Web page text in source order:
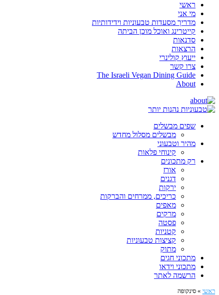
ראשי
מי אני
מדריך מסעדות טבעוניות וידידותיות
קייטרינג ואוכל מוכן הביתה
סדנאות
הרצאות
ייעוץ קולינרי
צרו קשר
The Israeli Vegan Dining Guide
About
שפים מבשלים
מבשלים מסלול מחדש
מהיר וטבעוני
קינוחי פלאות
רק מתכונים
אורז
דגנים
ירקות
כריכים, ממרחים והברקות
מאפים
מרקים
פסטה
קטניות
קציצות טבעוניות
מתוק
מתכוני חגים
מתכוני וידאו
הרשמה לאתר
ראשי » סינקופה